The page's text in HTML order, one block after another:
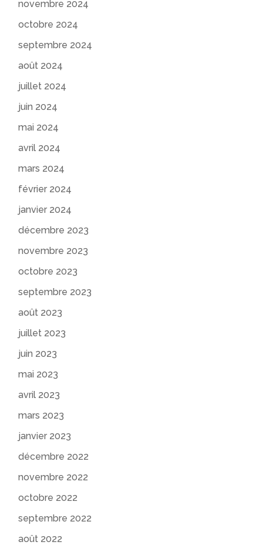
novembre 2024
octobre 2024
septembre 2024
août 2024
juillet 2024
juin 2024
mai 2024
avril 2024
mars 2024
février 2024
janvier 2024
décembre 2023
novembre 2023
octobre 2023
septembre 2023
août 2023
juillet 2023
juin 2023
mai 2023
avril 2023
mars 2023
janvier 2023
décembre 2022
novembre 2022
octobre 2022
septembre 2022
août 2022